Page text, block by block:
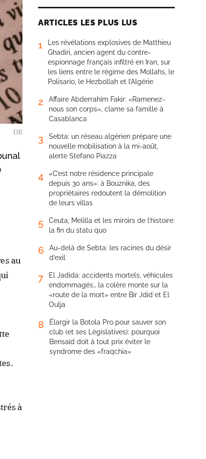
DR
au
à
ARTICLES LES PLUS LUS
1
Les révélations explosives de Matthieu
Ghadiri, ancien agent du contre-
espionnage français infiltré en Iran, sur
les liens entre le régime des Mollahs, le
Polisario, le Hezbollah et l’Algérie
2
Affaire Abderrahim Fakir: «Ramenez-
nous son corps», clame sa famille à
Casablanca
3
Sebta: un réseau algérien prépare une
nouvelle mobilisation à la mi-août,
alerte Stefano Piazza
4
«C’est notre résidence principale
depuis 30 ans»: à Bouznika, des
propriétaires redoutent la démolition
de leurs villas
5
Ceuta, Melilla et les miroirs de l’histoire:
la fin du statu quo
6
Au-delà de Sebta: les racines du désir
d’exil
7
El Jadida: accidents mortels, véhicules
endommagés… la colère monte sur la
«route de la mort» entre Bir Jdid et El
Oulja
8
Élargir la Botola Pro pour sauver son
club (et ses Législatives): pourquoi
Bensaïd doit à tout prix éviter le
syndrome des «fraqchia»